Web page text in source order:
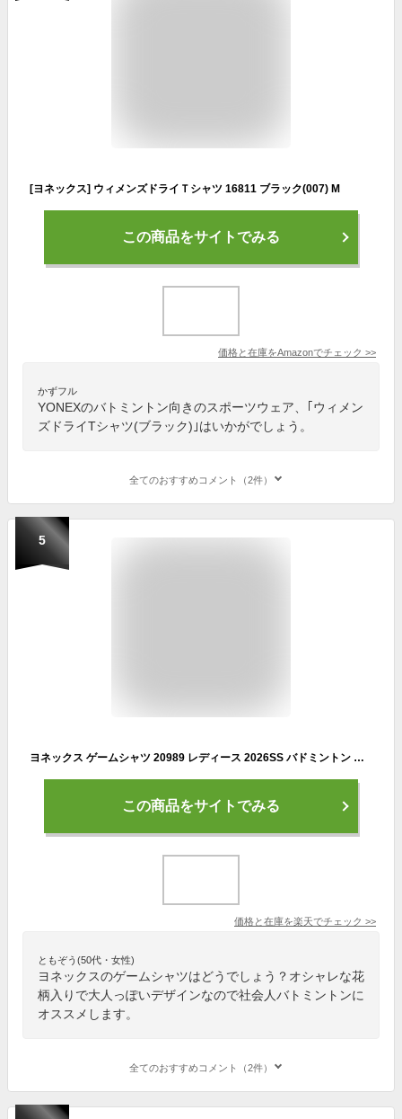
[ヨネックス] ウィメンズドライＴシャツ 16811 ブラック(007) M
この商品をサイトでみる
価格と在庫をAmazonでチェック >>
かずフル
YONEXのバトミントン向きのスポーツウェア、｢ウィメン
ズドライTシャツ(ブラック)｣はいかがでしょう。
全てのおすすめコメント（2件）
5
ヨネックス ゲームシャツ 20989 レディース 2026SS バドミントン テニス ソフトテニス ウェア メール便対応
この商品をサイトでみる
価格と在庫を楽天でチェック >>
ともぞう(50代・女性)
ヨネックスのゲームシャツはどうでしょう？オシャレな花
柄入りで大人っぽいデザインなので社会人バトミントンに
オススメします。
全てのおすすめコメント（2件）